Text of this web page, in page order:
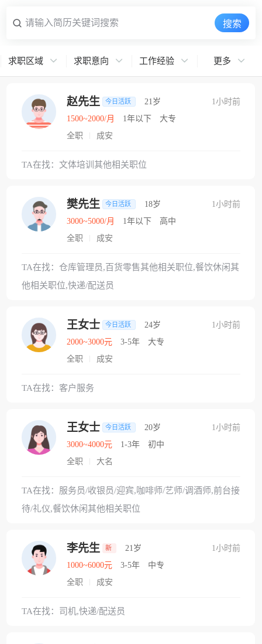
请输入简历关键词搜索 搜索
求职区域 求职意向 工作经验 更多
赵先生 今日活跃 21岁
1小时前
1500~2000/月
1年以下
大专
全职
成安
TA在找：文体培训其他相关职位
樊先生 今日活跃 18岁
1小时前
3000~5000/月
1年以下
高中
全职
成安
TA在找：仓库管理员,百货零售其他相关职位,餐饮休闲其
他相关职位,快递/配送员
王女士 今日活跃 24岁
1小时前
2000~3000元
3-5年
大专
全职
成安
TA在找：客户服务
王女士 今日活跃 20岁
1小时前
3000~4000元
1-3年
初中
全职
大名
TA在找：服务员/收银员/迎宾,咖啡师/艺师/调酒师,前台接
待/礼仪,餐饮休闲其他相关职位
李先生 新 21岁
1小时前
1000~6000元
3-5年
中专
全职
成安
TA在找：司机,快递/配送员